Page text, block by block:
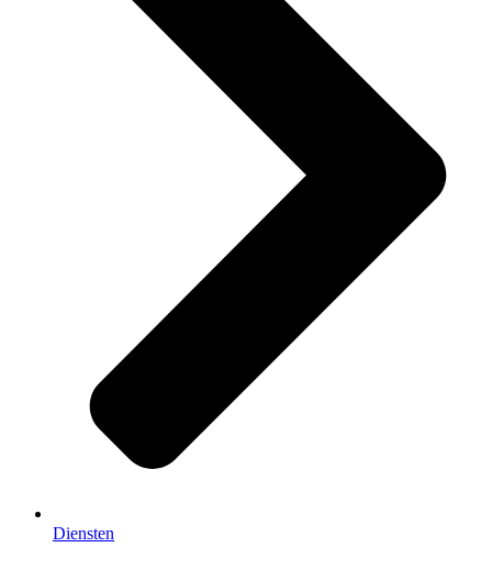
Diensten